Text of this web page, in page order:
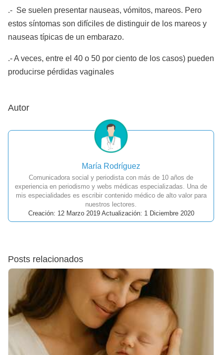
.- Se suelen presentar nauseas, vómitos, mareos. Pero
estos síntomas son difíciles de distinguir de los mareos y
nauseas típicas de un embarazo.
.- A veces, entre el 40 o 50 por ciento de los casos) pueden
producirse pérdidas vaginales
Autor
María Rodríguez
Comunicadora social y periodista con más de 10 años de
experiencia en periodismo y webs médicas especializadas. Una de
mis especialidades es escribir contenido médico de alto valor para
nuestros lectores.
Creación: 12 Marzo 2019 Actualización: 1 Diciembre 2020
Posts relacionados